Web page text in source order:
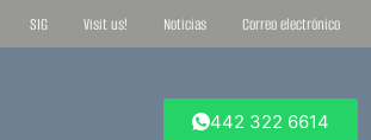
SIG Visit us! Noticias Correo electrónico
442 322 6614